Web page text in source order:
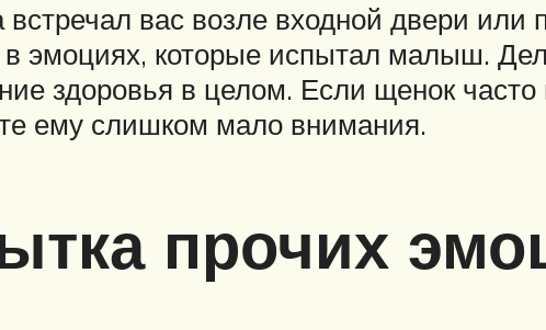
встречал вас возле входной двери
эмоциях, которые испытал малыш.
здоровья в целом. Если щенок
ему слишком мало внимания.
прочих